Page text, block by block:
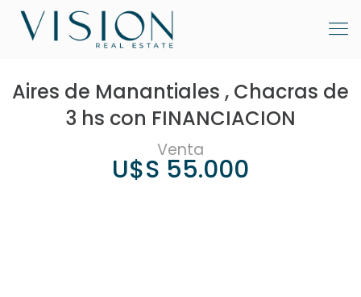
Aires de Manantiales , Chacras de
3 hs con FINANCIACION
Venta
U$S 55.000